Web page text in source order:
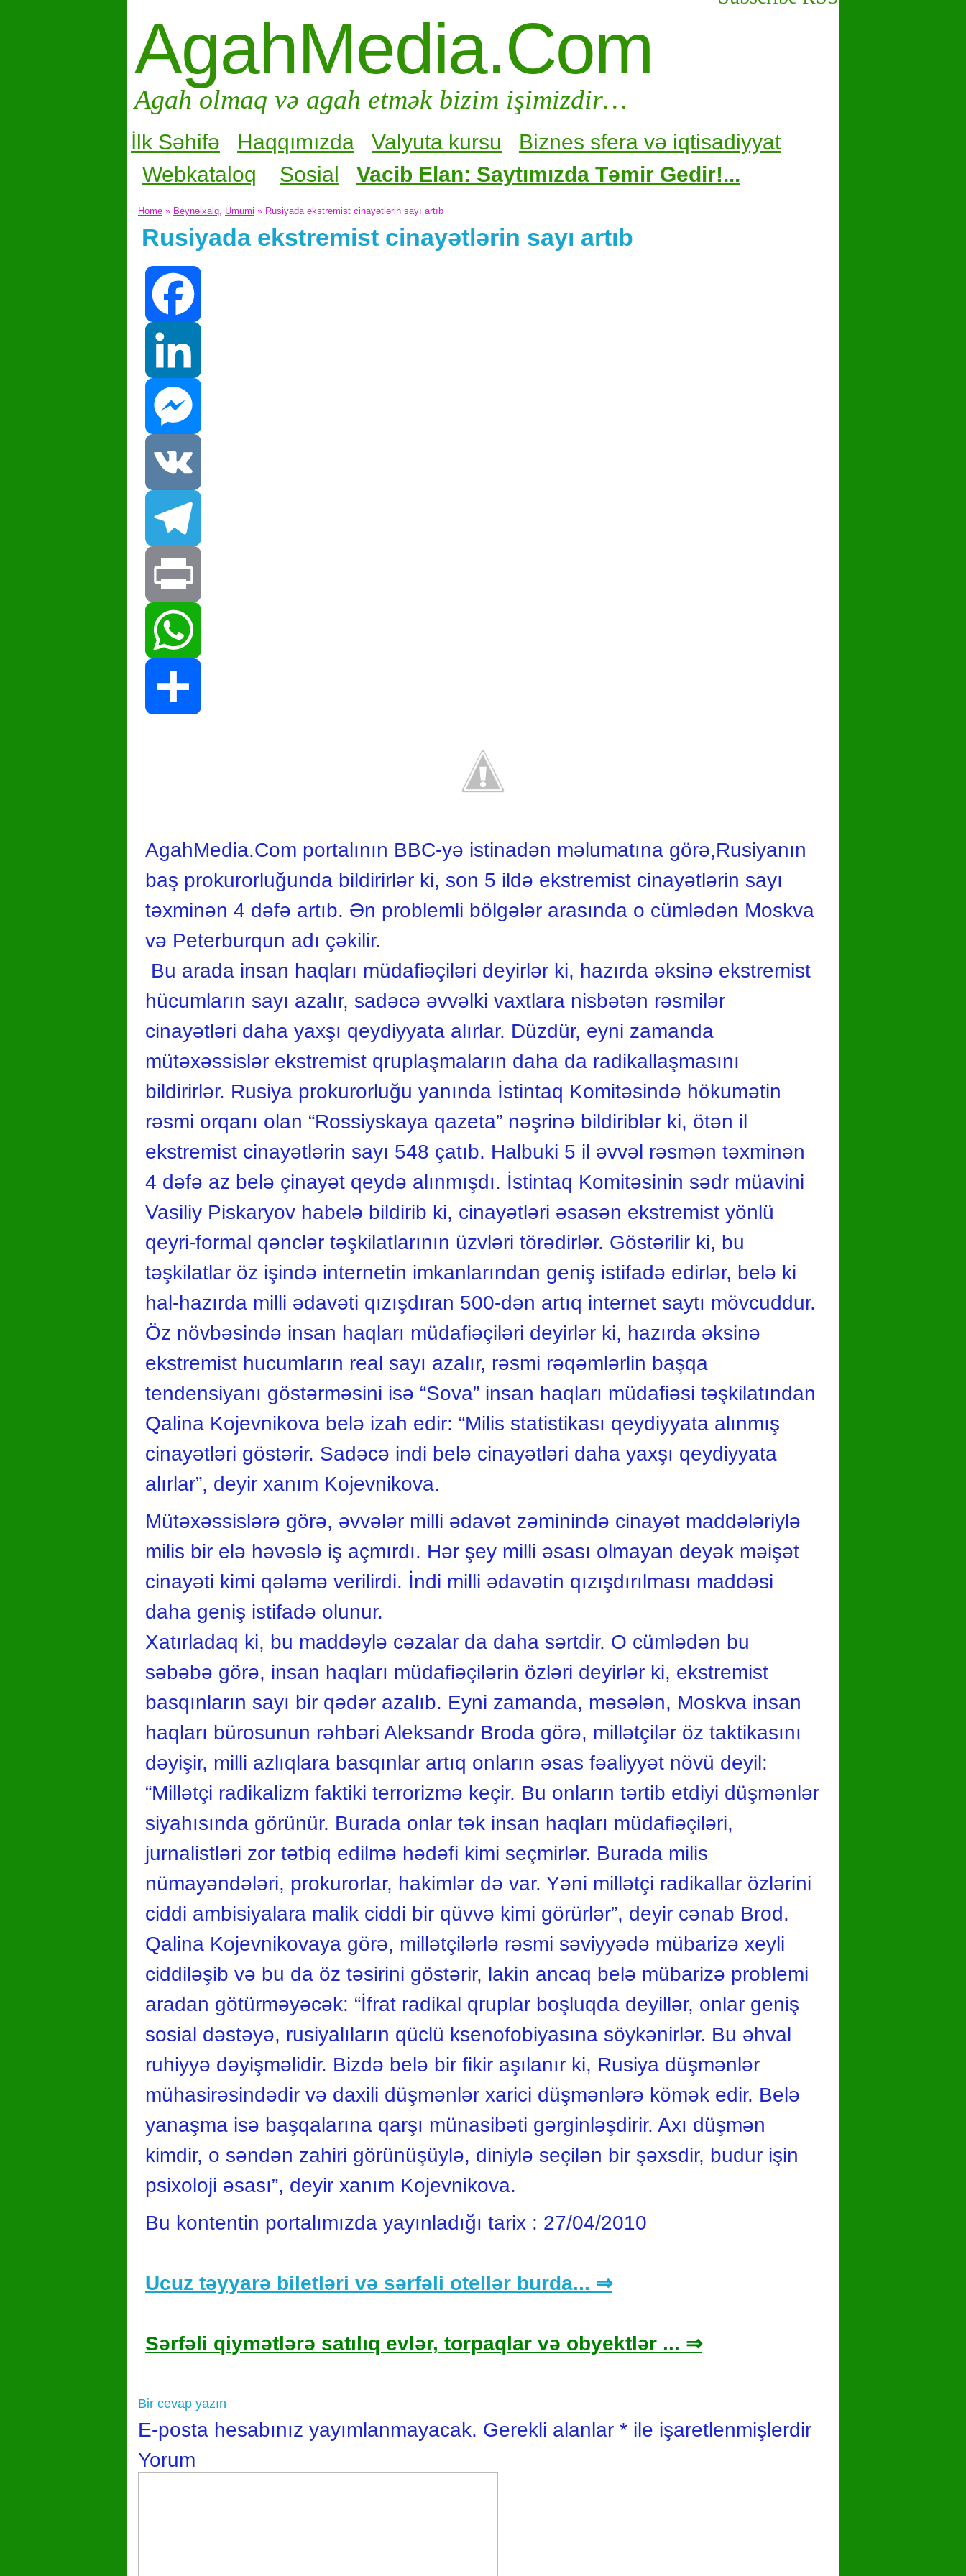
AgahMedia.Com
Agah olmaq və agah etmək bizim işimizdir…
İlk Səhifə Haqqımızda Valyuta kursu Biznes sfera və iqtisadiyyat
Webkataloq
Sosial Vacib Elan: Saytımızda Təmir Gedir!...
Home » Beynəlxalq Ümumi » Rusiyada ekstremist cinayətlərin sayı artıb
Rusiyada ekstremist cinayətlərin sayı artıb
Facebook
LinkedIn
Messenger
VK
Telegram
Print
WhatsApp
AgahMedia.Com portalının BBC-yə istinadən məlumatına görə,Rusiyanın
baş prokurorluğunda bildirirlər ki, son 5 ildə ekstremist cinayətlərin sayı
təxminən 4 dəfə artıb. Ən problemli bölgələr arasında o cümlədən Moskva
və Peterburqun adı çəkilir.
Bu arada insan haqları müdafiəçiləri deyirlər ki, hazırda əksinə ekstremist
hücumların sayı azalır, sadəcə əvvəlki vaxtlara nisbətən rəsmilər
cinayətləri daha yaxşı qeydiyyata alırlar. Düzdür, eyni zamanda
mütəxəssislər ekstremist qruplaşmaların daha da radikallaşmasını
bildirirlər. Rusiya prokurorluğu yanında İstintaq Komitəsində hökumətin
rəsmi orqanı olan “Rossiyskaya qazeta” nəşrinə bildiriblər ki, ötən il
ekstremist cinayətlərin sayı 548 çatıb. Halbuki 5 il əvvəl rəsmən təxminən
4 dəfə az belə çinayət qeydə alınmışdı. İstintaq Komitəsinin sədr müavini
Vasiliy Piskaryov habelə bildirib ki, cinayətləri əsasən ekstremist yönlü
qeyri-formal qənclər təşkilatlarının üzvləri törədirlər. Göstərilir ki, bu
təşkilatlar öz işində internetin imkanlarından geniş istifadə edirlər, belə ki
hal-hazırda milli ədavəti qızışdıran 500-dən artıq internet saytı mövcuddur.
Öz növbəsində insan haqları müdafiəçiləri deyirlər ki, hazırda əksinə
ekstremist hucumların real sayı azalır, rəsmi rəqəmlərlin başqa
tendensiyanı göstərməsini isə “Sova” insan haqları müdafiəsi təşkilatından
Qalina Kojevnikova belə izah edir: “Milis statistikası qeydiyyata alınmış
cinayətləri göstərir. Sadəcə indi belə cinayətləri daha yaxşı qeydiyyata
alırlar”, deyir xanım Kojevnikova.
Mütəxəssislərə görə, əvvələr milli ədavət zəminində cinayət maddələriylə
milis bir elə həvəslə iş açmırdı. Hər şey milli əsası olmayan deyək məişət
cinayəti kimi qələmə verilirdi. İndi milli ədavətin qızışdırılması maddəsi
daha geniş istifadə olunur.
Xatırladaq ki, bu maddəylə cəzalar da daha sərtdir. O cümlədən bu
səbəbə görə, insan haqları müdafiəçilərin özləri deyirlər ki, ekstremist
basqınların sayı bir qədər azalıb. Eyni zamanda, məsələn, Moskva insan
haqları bürosunun rəhbəri Aleksandr Broda görə, millətçilər öz taktikasını
dəyişir, milli azlıqlara basqınlar artıq onların əsas fəaliyyət növü deyil:
“Millətçi radikalizm faktiki terrorizmə keçir. Bu onların tərtib etdiyi düşmənlər
siyahısında görünür. Burada onlar tək insan haqları müdafiəçiləri,
jurnalistləri zor tətbiq edilmə hədəfi kimi seçmirlər. Burada milis
nümayəndələri, prokurorlar, hakimlər də var. Yəni millətçi radikallar özlərini
ciddi ambisiyalara malik ciddi bir qüvvə kimi görürlər”, deyir cənab Brod.
Qalina Kojevnikovaya görə, millətçilərlə rəsmi səviyyədə mübarizə xeyli
ciddiləşib və bu da öz təsirini göstərir, lakin ancaq belə mübarizə problemi
aradan götürməyəcək: “İfrat radikal qruplar boşluqda deyillər, onlar geniş
sosial dəstəyə, rusiyalıların qüclü ksenofobiyasına söykənirlər. Bu əhval
ruhiyyə dəyişməlidir. Bizdə belə bir fikir aşılanır ki, Rusiya düşmənlər
mühasirəsindədir və daxili düşmənlər xarici düşmənlərə kömək edir. Belə
yanaşma isə başqalarına qarşı münasibəti gərginləşdirir. Axı düşmən
kimdir, o səndən zahiri görünüşüylə, diniylə seçilən bir şəxsdir, budur işin
psixoloji əsası”, deyir xanım Kojevnikova.
Bu kontentin portalımızda yayınladığı tarix : 27/04/2010
Ucuz təyyarə biletləri və sərfəli otellər burda... ⇒
Sərfəli qiymətlərə satılıq evlər, torpaqlar və obyektlər ... ⇒
Bir cevap yazın
E-posta hesabınız yayımlanmayacak. Gerekli alanlar * ile işaretlenmişlerdir
Yorum